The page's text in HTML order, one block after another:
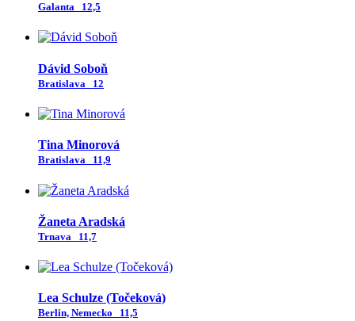
Galanta 12,5
Dávid Soboň
Bratislava 12
Tina Minorová
Bratislava 11,9
Žaneta Aradská
Trnava 11,7
Lea Schulze (Točeková)
Berlin, Nemecko 11,5